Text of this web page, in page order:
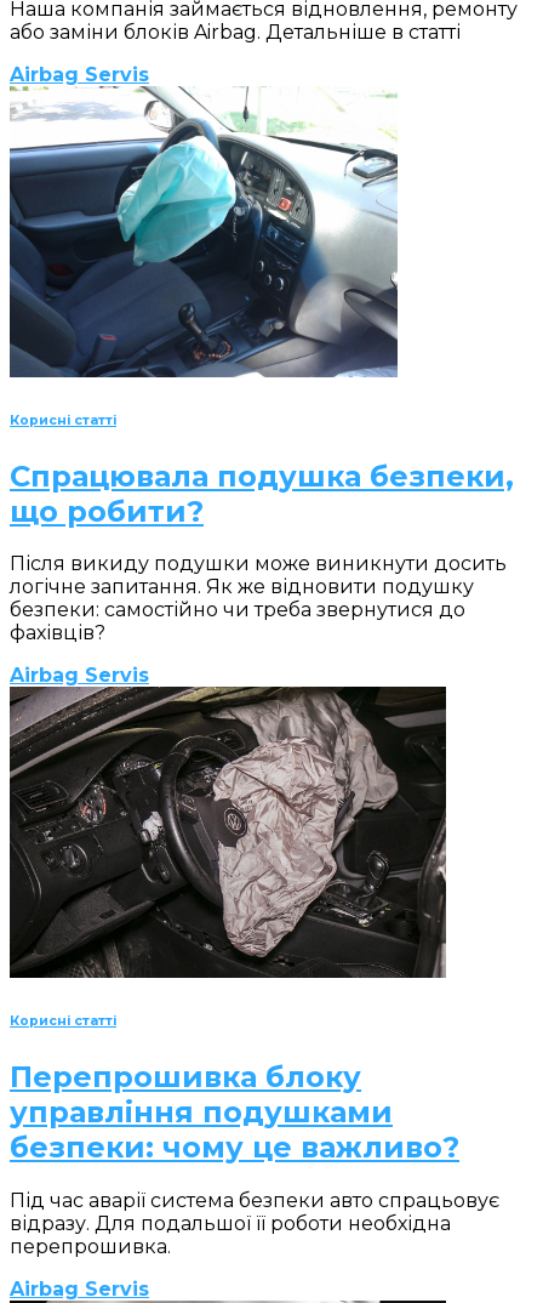
Наша компанія займається відновлення, ремонту
або заміни блоків Airbag. Детальніше в статті
Airbag Servis
Корисні статті
Спрацювала подушка безпеки,
що робити?
Після викиду подушки може виникнути досить
логічне запитання. Як же відновити подушку
безпеки: самостійно чи треба звернутися до
фахівців?
Airbag Servis
Корисні статті
Перепрошивка блоку
управління подушками
безпеки: чому це важливо?
Під час аварії система безпеки авто спрацьовує
відразу. Для подальшої її роботи необхідна
перепрошивка.
Airbag Servis